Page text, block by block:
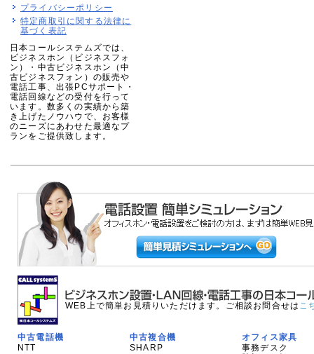
プライバシーポリシー
特定商取引に関する法律に
基づく表記
日本コールシステムズでは、
ビジネスホン（ビジネスフォ
ン）・中古ビジネスホン（中
古ビジネスフォン）の販売や
電話工事、出張PCサポート・
電話回線などの受付を行って
います。数多くの実績から築
き上げたノウハウで、お客様
のニーズにあわせた最適なプ
ランをご提供致します。
WEB上で簡単お見積りいただけます。ご相談お問合せは こ
中古電話機
NTT
中古複合機
SHARP
オフィス家具
事務デスク